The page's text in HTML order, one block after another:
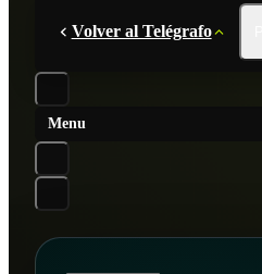
Volver al Telégrafo
Menu